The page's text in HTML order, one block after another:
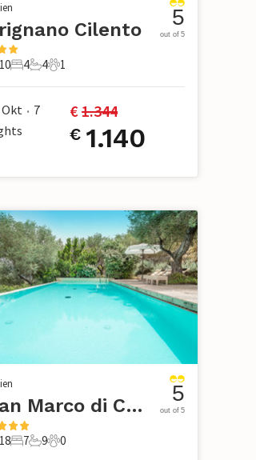
Cilento
10
4 Schlafzimmer
4
4 Badezimmer
4
1 Haustier
1
5
out of 5
Okt • 7
€ 1.344
€ 1.140
San Marco di Castellabate
18
7 Schlafzimmer
7
9 Badezimmer
9
0 Haustiere
0
5
out of 5